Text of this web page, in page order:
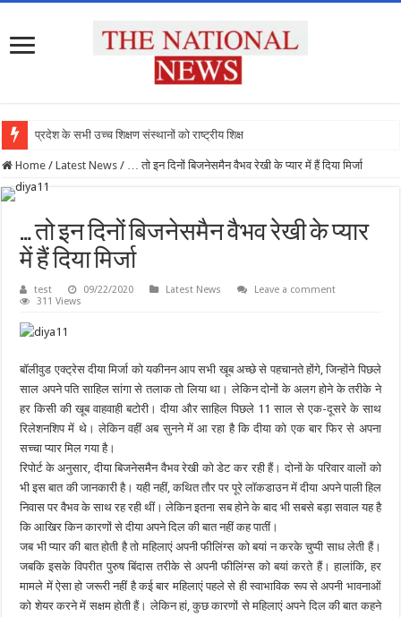
प्रदेश के सभी उच्च शिक्षण संस्थानों को राष्ट्रीय शिक्षा नीत
Home / Latest News / … तो इन दिनों बिजनेसमैन वैभव रेखी के प्यार में हैं दिया मिर्जा
… तो इन दिनों बिजनेसमैन वैभव रेखी के प्यार
में हैं दिया मिर्जा
test 09/22/2020 Latest News
Leave a comment
311 Views
बॉलीवुड एक्ट्रेस दीया मिर्जा को यकीनन आप सभी खूब अच्छे से पहचानते होंगे, जिन्होंने पिछले
साल अपने पति साहिल सांगा से तलाक तो लिया था। लेकिन दोनों के अलग होने के तरीके ने
हर किसी की खूब वाहवाही बटोरी। दीया और साहिल पिछले 11 साल से एक-दूसरे के साथ
रिलेशनशिप में थे। लेकिन वहीं अब सुनने में आ रहा है कि दीया को एक बार फिर से अपना
सच्चा प्यार मिल गया है।
रिपोर्ट के अनुसार, दीया बिजनेसमैन वैभव रेखी को डेट कर रही हैं। दोनों के परिवार वालों को
भी इस बात की जानकारी है। यही नहीं, कथित तौर पर पूरे लॉकडाउन में दीया अपने पाली हिल
निवास पर वैभव के साथ रह रही थीं। लेकिन इतना सब होने के बाद भी सबसे बड़ा सवाल यह है
कि आखिर किन कारणों से दीया अपने दिल की बात नहीं कह पातीं।
जब भी प्यार की बात होती है तो महिलाएं अपनी फीलिंग्स को बयां न करके चुप्पी साध लेती हैं।
जबकि इसके विपरीत पुरुष बिंदास तरीके से अपनी फीलिंग्स को बयां करते हैं। हालांकि, हर
मामले में ऐसा हो जरूरी नहीं है कई बार महिलाएं पहले से ही स्वाभाविक रूप से अपनी भावनाओं
को शेयर करने में सक्षम होती हैं। लेकिन हां, कुछ कारणों से महिलाएं अपने दिल की बात कहने